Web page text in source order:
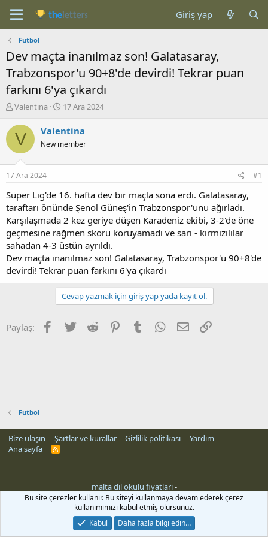
Giriş yap
Futbol
Dev maçta inanılmaz son! Galatasaray,
Trabzonspor'u 90+8'de devirdi! Tekrar puan
farkını 6'ya çıkardı
K
n
b
u
u
b
a
ş
l
a
t
a
n
Valentina
B
ş
a
ç
a
r
i
h
i
17 Ara 2024
V Valentina
New member
17 Ara 2024 #1
Süper Lig'de 16. hafta dev bir maçla sona erdi. Galatasaray,
taraftarı önünde Şenol Güneş'in Trabzonspor'unu ağırladı.
Karşılaşmada 2 kez geriye düşen Karadeniz ekibi, 3-2'de öne
geçmesine rağmen skoru koruyamadı ve sarı - kırmızılılar
sahadan 4-3 üstün ayrıldı.
Dev maçta inanılmaz son! Galatasaray, Trabzonspor'u 90+8'de
devirdi! Tekrar puan farkını 6'ya çıkardı
Cevap yazmak için giriş yap yada kayıt ol.
Paylaş: Facebook
Twitter Reddit PinterestTumblr WhatsApp
E-posta
Futbol
Bize ulaşın Şartlar ve kurallar Gizlilik politikası
Yardım
Ana sayfa
R
malta dil okulu fiyatları-
siteleri
Bu site çerezler kullanır. Bu siteyi kullanmaya devam ederek çerez
kullanımımızı kabul etmiş olursunuz.
Kabul
Daha fazla bilgi edin…